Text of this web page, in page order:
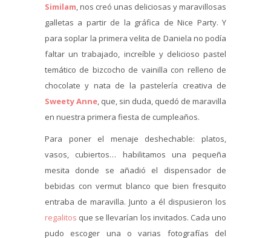
Similam, nos creó unas deliciosas y maravillosas
galletas a partir de la gráfica de Nice Party. Y
para soplar la primera velita de Daniela no podía
faltar un trabajado, increíble y delicioso pastel
temático de bizcocho de vainilla con relleno de
chocolate y nata de la pastelería creativa de
Sweety Anne, que, sin duda, quedó de maravilla
en nuestra primera fiesta de cumpleaños.
Para poner el menaje deshechable: platos,
vasos, cubiertos… habilitamos una pequeña
mesita donde se añadió el dispensador de
bebidas con vermut blanco que bien fresquito
entraba de maravilla. Junto a él dispusieron los
regalitos que se llevarían los invitados. Cada uno
pudo escoger una o varias fotografías del